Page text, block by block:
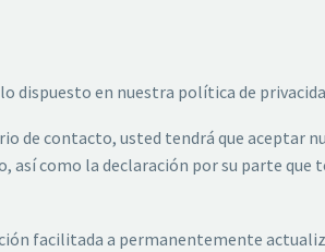
dispuesto en nuestra política de
de contacto, usted tendrá que aceptar
como la declaración por su parte que
facilitada a permanentemente